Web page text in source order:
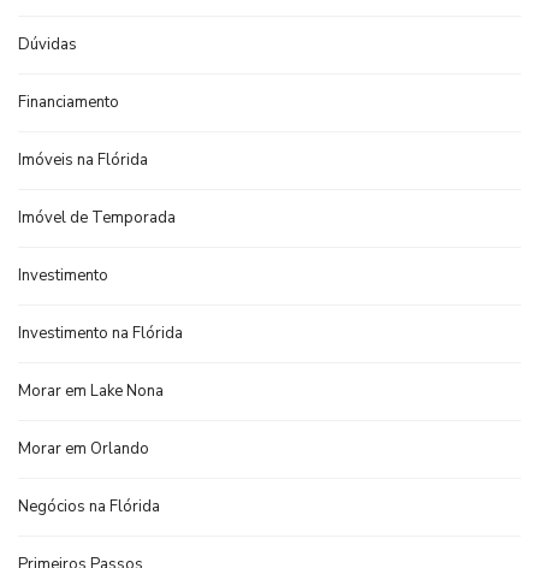
Dúvidas
Financiamento
Imóveis na Flórida
Imóvel de Temporada
Investimento
Investimento na Flórida
Morar em Lake Nona
Morar em Orlando
Negócios na Flórida